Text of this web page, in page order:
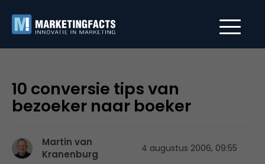
10 conversie tips van
bezoeker naar boeker
Martin van
Kranenburg
4 augustus 2006, 09:55